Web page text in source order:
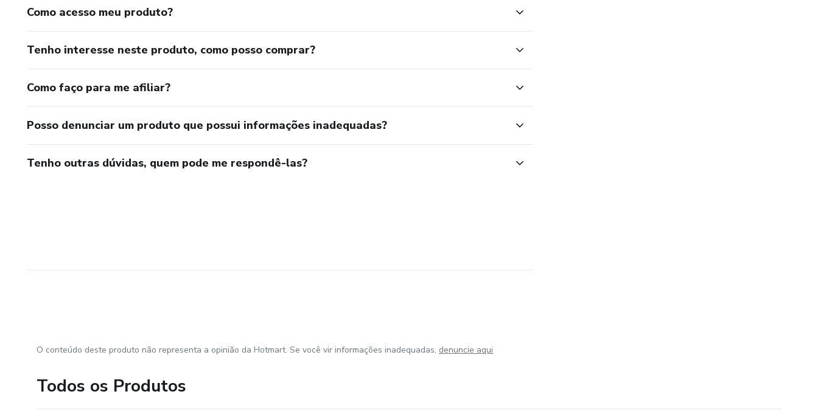
Como acesso meu produto?
Tenho interesse neste produto, como posso comprar?
Como faço para me afiliar?
Posso denunciar um produto que possui informações inadequadas?
Tenho outras dúvidas, quem pode me respondê-las?
O conteúdo deste produto não representa a opinião da Hotmart. Se você vir informações inadequadas, denuncie aqui
Todos os Produtos